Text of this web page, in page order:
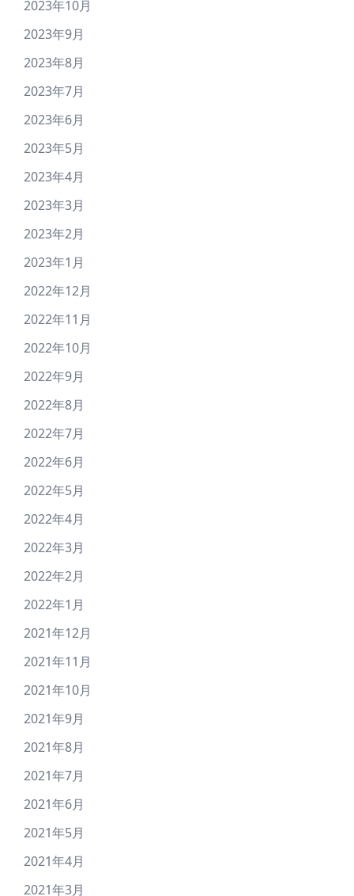
2023年10月
2023年9月
2023年8月
2023年7月
2023年6月
2023年5月
2023年4月
2023年3月
2023年2月
2023年1月
2022年12月
2022年11月
2022年10月
2022年9月
2022年8月
2022年7月
2022年6月
2022年5月
2022年4月
2022年3月
2022年2月
2022年1月
2021年12月
2021年11月
2021年10月
2021年9月
2021年8月
2021年7月
2021年6月
2021年5月
2021年4月
2021年3月